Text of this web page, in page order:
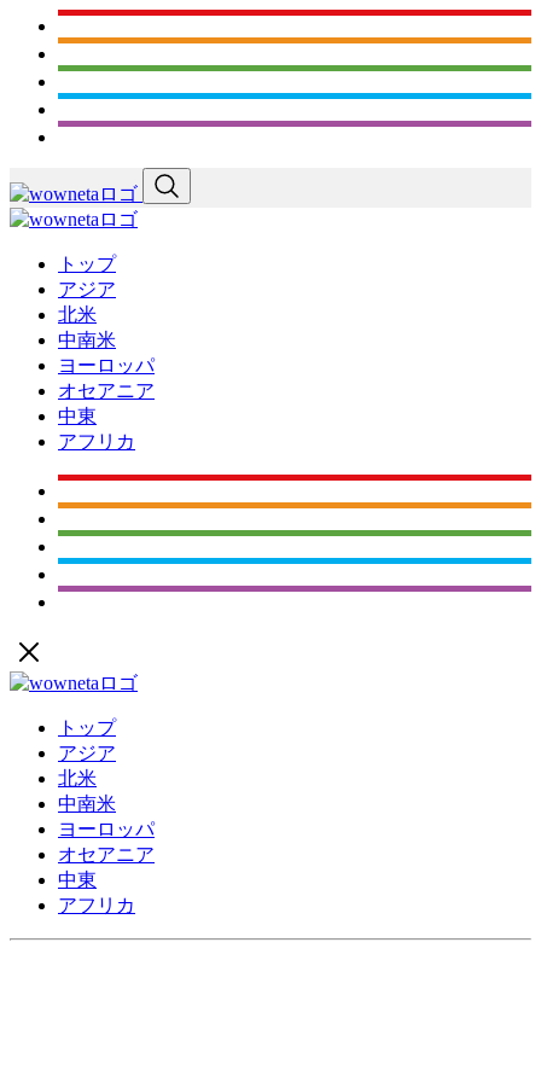
トップ
アジア
北米
中南米
ヨーロッパ
オセアニア
中東
アフリカ
トップ
アジア
北米
中南米
ヨーロッパ
オセアニア
中東
アフリカ